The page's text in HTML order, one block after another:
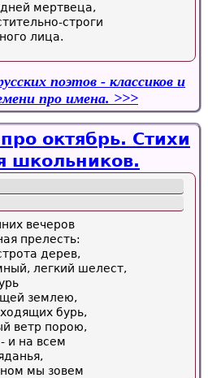
мертвеца,
строги
лица.
поэтов - классиков и
про имена.
октябрь. Стихи
школьников.
вечеров
прелесть:
дерев,
легкий шелест,
землею,
бурь,
ветр порою,
и на всем
мы зовем